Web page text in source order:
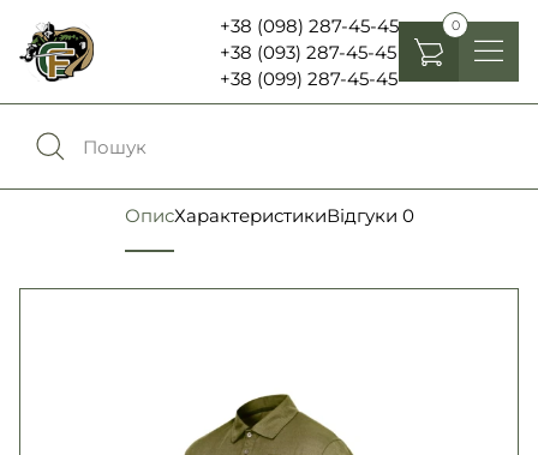
+38 (098) 287-45-45
+38 (093) 287-45-45
+38 (099) 287-45-45
0
Порівняння0
Обране0
Ножі та мультитули
ОписХарактеристикиВідгуки 0